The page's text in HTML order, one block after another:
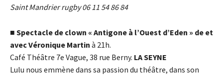
Saint Mandrier rugby 06 11 54 86 84
■ Spectacle de clown « Antigone à l’Ouest d’Eden » de et
avec Véronique Martin à 21h.
Café Théâtre 7e Vague, 38 rue Berny. LA SEYNE
Lulu nous emmène dans sa passion du théâtre, dans son